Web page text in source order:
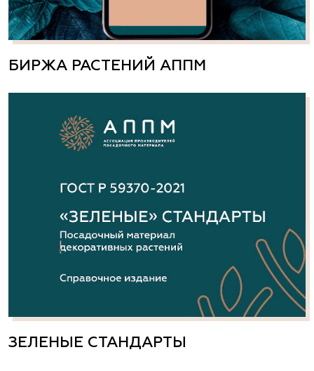
БИРЖА РАСТЕНИЙ АППМ
ЗЕЛЕНЫЕ СТАНДАРТЫ